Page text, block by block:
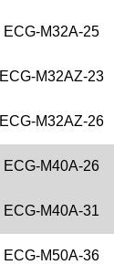
ECG-M32A-25
ECG-M32AZ-23
ECG-M32AZ-26
ECG-M40A-26
ECG-M40A-31
ECG-M50A-36